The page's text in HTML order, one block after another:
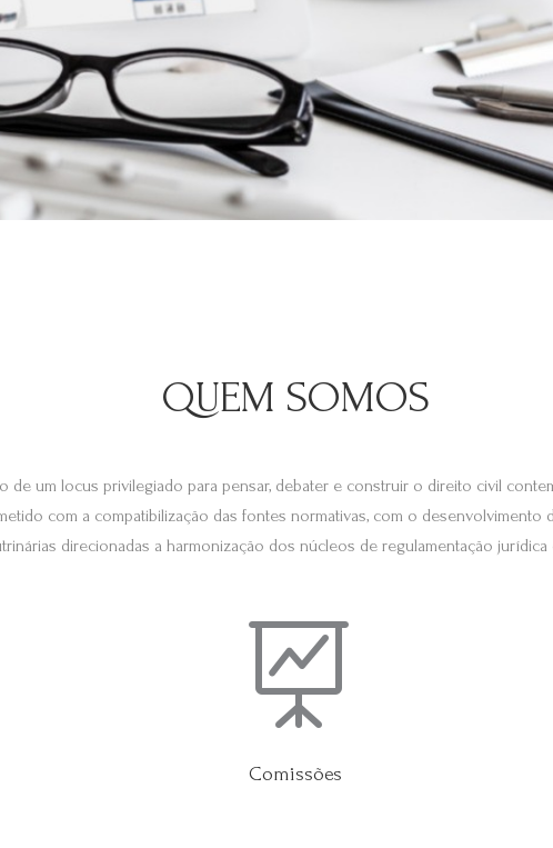
QUEM SOMOS
de um locus privilegiado para pensar, debater e construir o direito civil
com a compatibilização das fontes normativas, com o desenvolvimento
direcionadas a harmonização dos núcleos de regulamentação jurídica

Comissões